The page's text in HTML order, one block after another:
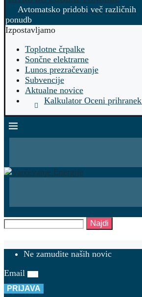
Avtomatsko pridobi več različnih
ponudb
Izpostavljamo
Toplotne črpalke
Sončne elektrarne
Lunos prezračevanje
Subvencije
Aktualne novice
Kalkulator Oceni
Najdi
Ne zamudite naših novic
Email
PRIJAVA